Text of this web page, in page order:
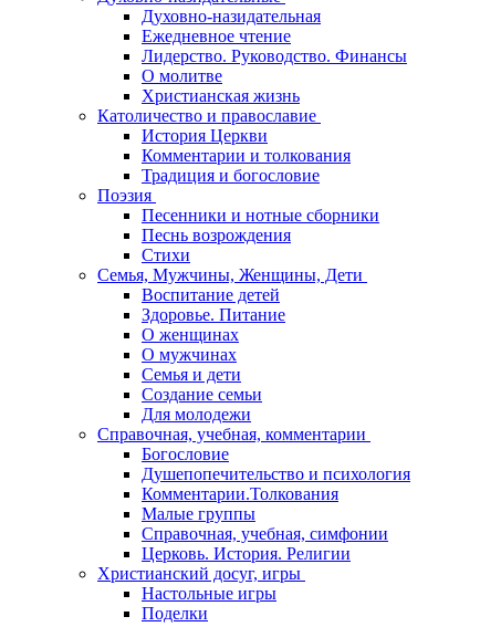
Духовно-назидательная
Ежедневное чтение
Лидерство. Руководство. Финансы
О молитве
Христианская жизнь
Католичество и православие
История Церкви
Комментарии и толкования
Традиция и богословие
Поэзия
Песенники и нотные сборники
Песнь возрождения
Стихи
Семья, Мужчины, Женщины, Дети
Воспитание детей
Здоровье. Питание
О женщинах
О мужчинах
Семья и дети
Создание семьи
Для молодежи
Справочная, учебная, комментарии
Богословие
Душепопечительство и психология
Комментарии.Толкования
Малые группы
Справочная, учебная, симфонии
Церковь. История. Религии
Христианский досуг, игры
Настольные игры
Поделки